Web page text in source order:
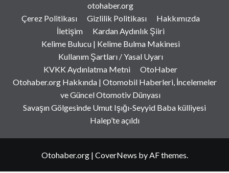
otohaber.org
Çerez Politikası
Gizlilik Politikası
Hakkımızda
İletişim
Kardan Aydınlık Şiiri
Kelime Bulucu | Kelime Bulma Makinesi
Kullanım Şartları / Yasal Uyarı
KVKK Aydınlatma Metni
OtoHaber
Otohaber.org Hakkında | Otomobil Haberleri, İncelemeler
ve Güncel Otomotiv Dünyası
Savaşın Gölgesinde Umut Işığı-Seyyid Baba külliyesi
Halep’te açıldı
Otohaber.org | CoverNews by AF themes.